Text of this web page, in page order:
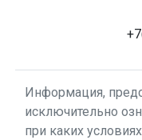
Информация,
исключительно
при каких